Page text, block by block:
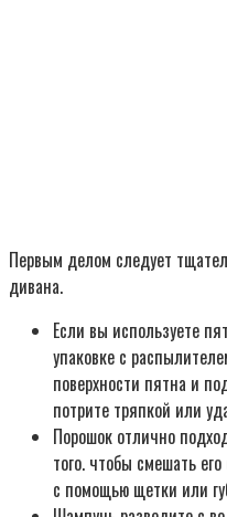
Первым делом следует
дивана.
Если вы используете
упаковке с
поверхности пятна и
потрите тряпкой или
Порошок отлично
того. чтобы смешать
с помощью щетки или